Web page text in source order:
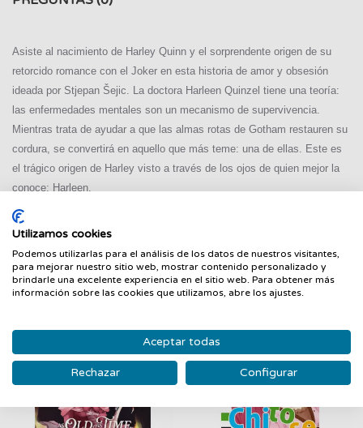
Asiste al nacimiento de Harley Quinn y el sorprendente origen de su
retorcido romance con el Joker en esta historia de amor y obsesión
ideada por Stjepan Šejic. La doctora Harleen Quinzel tiene una teoría:
las enfermedades mentales son un mecanismo de supervivencia.
Mientras trata de ayudar a que las almas rotas de Gotham restauren su
cordura, se convertirá en aquello que más teme: una de ellas. Este es
el trágico origen de Harley visto a través de los ojos de quien mejor la
conoce: Harleen.
PRODUCTOS RELACIONADOS
Nuevo
Utilizamos cookies
Podemos utilizarlas para el análisis de los datos de nuestros visitantes,
para mejorar nuestro sitio web, mostrar contenido personalizado y
brindarle una excelente experiencia en el sitio web. Para obtener más
información sobre las cookies que utilizamos, abre los ajustes.
Aceptar todas
Rechazar Configurar